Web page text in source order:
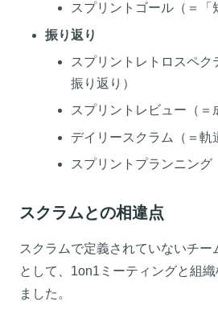
スプリントゴール（＝「
振り返り
スプリントレトロスペ
振り返り）
スプリントレビュー（＝
デイリースクラム（＝軌
スプリントプランニング
スクラムとの相違点
スクラムで定義されていないチー
として、1on1ミーティングと組
ました。